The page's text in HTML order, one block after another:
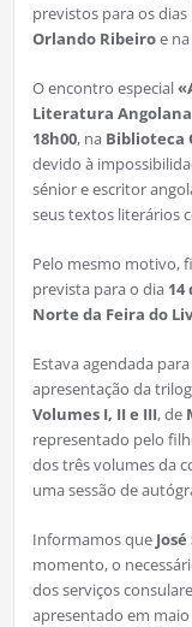
previstos para os dias
Orlando Ribeiroe na
O encontro especial
Literatura
18h00, na Biblioteca
devido à
sénior e escritor
seus textos literários
Pelo mesmo motivo,
prevista para o dia 14
Norte da Feira do
Estava agendada para
apresentação da
Volumes I, II e III, de
representado pelo
dos três volumes da
uma sessão de
Informamos que
momento, o
dos serviços
apresentado em